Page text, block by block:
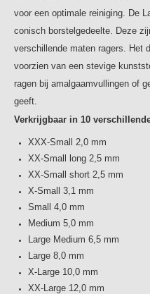
voor een optimale reiniging. De
conisch borstelgedeelte. Deze
verschillende maten ragers. Het
voorzien van een stevige
ragen bij amalgaamvullingen of
geeft.
Verkrijgbaar in 10
XXX-Small 2,0 mm
XX-Small long 2,5 mm
XX-Small short 2,5 mm
X-Small 3,1 mm
Small 4,0 mm
Medium 5,0 mm
Large Medium 6,5 mm
Large 8,0 mm
X-Large 10,0 mm
XX-Large 12,0 mm